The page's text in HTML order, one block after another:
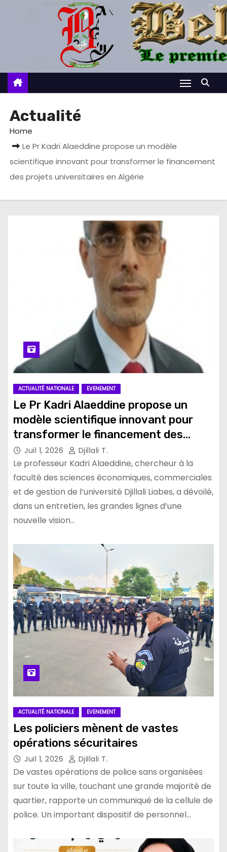
c
Actualité
Home
Le Pr Kadri Alaeddine propose un modèle
scientifique innovant pour transformer le financement
des projets universitaires en Algérie
ACTUALITÉ NATIONALE EVENEMENT
Le Pr Kadri Alaeddine propose un
modèle scientifique innovant pour
transformer le financement des
projets universitaires en Algérie
Juil 1, 2026 Djillali T.
Le professeur Kadri Alaeddine, chercheur à la
faculté des sciences économiques, commerciales
et de gestion de l’université Djillali Liabes, a dévoilé,
dans un entretien, les grandes lignes d’une
nouvelle vision…
ACTUALITÉ NATIONALE EVENEMENT
Les policiers mènent de vastes
opérations sécuritaires
Juil 1, 2026 Djillali T.
De vastes opérations de police sans organisées
sur toute la ville, touchant une grande majorité de
quartier, rapporte un communiqué de la cellule de
police. Un important dispositif de personnel…